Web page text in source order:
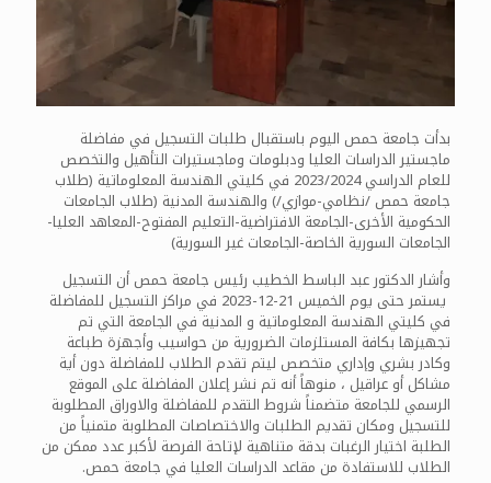
بدأت جامعة حمص اليوم باستقبال طلبات التسجيل في مفاضلة
ماجستير الدراسات العليا ودبلومات وماجستيرات التأهيل والتخصص
للعام الدراسي 2023/2024 في كليتي الهندسة المعلوماتية (طلاب
جامعة حمص /نظامي-موازي/) والهندسة المدنية (طلاب الجامعات
الحكومية الأخرى-الجامعة الافتراضية-التعليم المفتوح-المعاهد العليا-
الجامعات السورية الخاصة-الجامعات غير السورية)
وأشار الدكتور عبد الباسط الخطيب رئيس جامعة حمص أن التسجيل
يستمر حتى يوم الخميس 21-12-2023 في مراكز التسجيل للمفاضلة
في كليتي الهندسة المعلوماتية و المدنية في الجامعة التي تم
تجهيزها بكافة المستلزمات الضرورية من حواسيب وأجهزة طباعة
وكادر بشري وإداري متخصص ليتم تقدم الطلاب للمفاضلة دون أية
مشاكل أو عراقيل ، منوهاً أنه تم نشر إعلان المفاضلة على الموقع
الرسمي للجامعة متضمناً شروط التقدم للمفاضلة والاوراق المطلوبة
للتسجيل ومكان تقديم الطلبات والاختصاصات المطلوبة متمنياً من
الطلبة اختيار الرغبات بدقة متناهية لإتاحة الفرصة لأكبر عدد ممكن من
الطلاب للاستفادة من مقاعد الدراسات العليا في جامعة حمص.